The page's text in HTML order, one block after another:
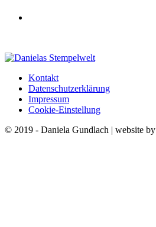
Kontakt
Datenschutzerklärung
Impressum
Cookie-Einstellung
© 2019 - Daniela Gundlach | website by